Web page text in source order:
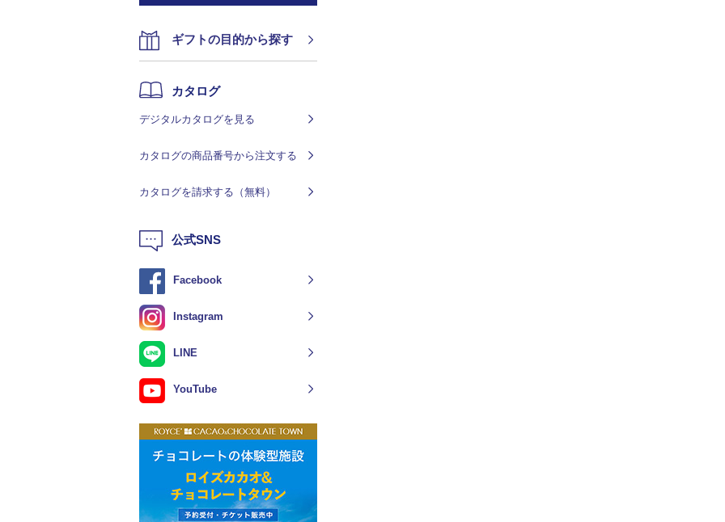
ギフトの目的から探す
カタログ
デジタルカタログを見る
カタログの商品番号から注文する
カタログを請求する（無料）
公式SNS
Facebook
Instagram
LINE
YouTube